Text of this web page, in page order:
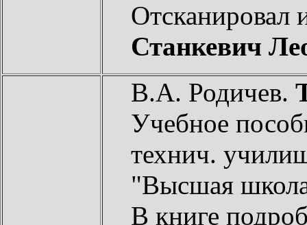
Отсканировал
Станкевич
В.А. Родичев.
Учебное
технич.
"Высшая
В книге